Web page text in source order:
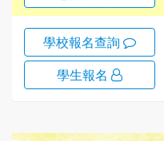
學校報名查詢
學生報名